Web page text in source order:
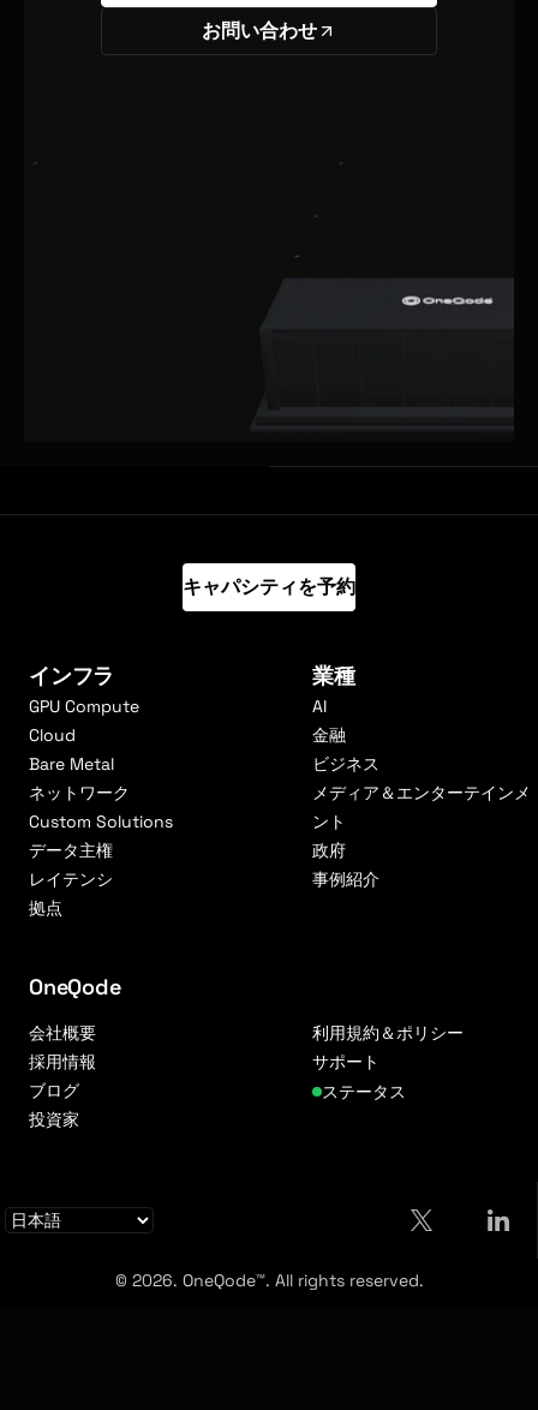
お問い合わせ
キャパシティを予約
インフラ
GPU Compute
Cloud
Bare Metal
ネットワーク
Custom Solutions
データ主権
レイテンシ
拠点
業種
AI
金融
ビジネス
メディア＆エンターテインメ
ント
政府
事例紹介
OneQode
会社概要
採用情報
ブログ
投資家
利用規約＆ポリシー
サポート
ステータス
© 2026. OneQode™. All rights reserved.